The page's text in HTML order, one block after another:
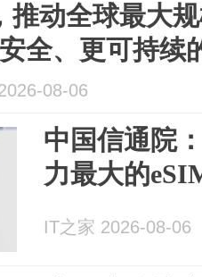
推动全球最大
全、更可持续
08-06
中国信通院
力最大的
IT之家 2026-08-06